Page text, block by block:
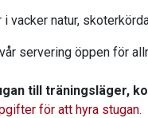
vacker natur,
servering öppen för
till träningsläger,
för att hyra stugan.